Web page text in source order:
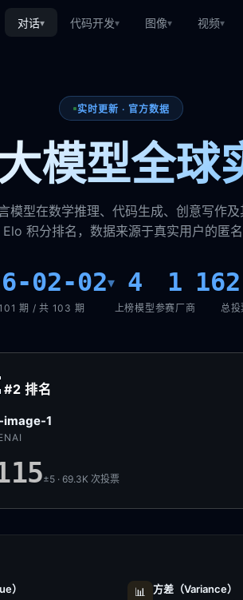
对话▾ 代码开发▾ 图像▾ 视频▾
实时更新 · 官方数据
模型全球
模型在数学推理、代码生成、创意写作
积分排名，数据来源于真实用户的匿名
02-02▾
期 / 共 103 期
4
上榜模型
1
参赛厂商 总投
#2排名
1
±5 · 69.3K次投票
） 📊 方差（Variance）